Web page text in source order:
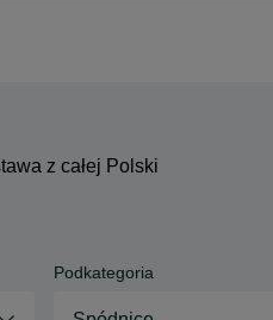
z całej Polski
Podkategoria